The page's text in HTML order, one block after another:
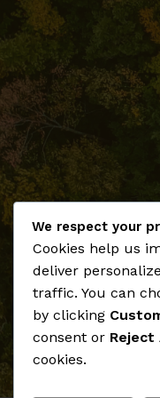
We respect your
Cookies help us
deliver
traffic. You can
by clicking
consent or Reject
cookies.